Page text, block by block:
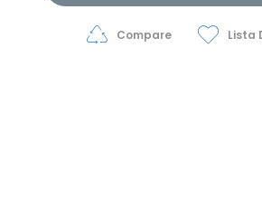
Compare Lista